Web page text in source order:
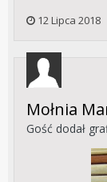
12 Lipca 2018
Mołnia
Gość dodał